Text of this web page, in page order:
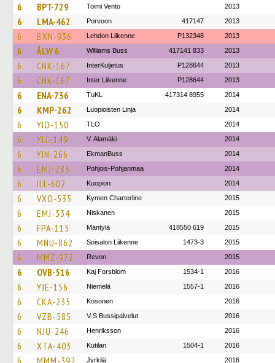
6 BPT-729 Toimi Vento 2013
6 LMA-462 Porvoon 417147 2013
6 BXN-936 Lehdon Liikenne P132348 2013
6 ÅLW 6 Williams Buss 417141 833 2013
6 CNK-167 InterKuljetus P128644 2013
6 CNK-167 Inter Liikenne P128644 2013
6 ENA-736 TuKL 417314 8955 2014
6 KMP-262 Luopioisten Linja 2014
6 YIO-150 TLO 2014
6 YLL-149 V. Alamäki 2014
6 YIN-266 EkmanBuss 2014
6 EMJ-283 Pohjois-Pohjanmaa 2014
6 ILL-602 Kuopion 2014
6 VXO-535 Kymen Charterline 2015
6 EMJ-334 Niskanen 2015
6 FPA-115 Mäntylä 418550 619 2015
6 MNU-862 Soisalon Liikenne 1473-3 2015
6 MMZ-972 Revon 2015
6 OVB-516 Kaj Forsblom 1534-1 2016
6 YJE-156 Niemelä 1557-1 2016
6 CKA-235 Kosonen 2016
6 VZB-585 V-S Bussipalvelut 2016
6 NJU-246 Henriksson 2016
6 XTA-403 Kutilan 1504-1 2016
6 MMM-392 Jyrkilä 2016